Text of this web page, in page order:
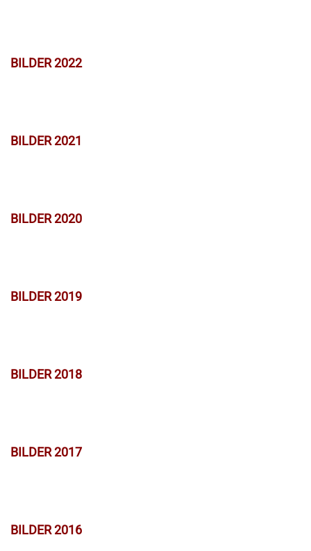
BILDER 2022
BILDER 2021
BILDER 2020
BILDER 2019
BILDER 2018
BILDER 2017
BILDER 2016